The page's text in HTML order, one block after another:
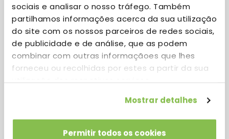
sociais e analisar o nosso tráfego. Também
partilhamos informações acerca da sua utilização
do site com os nossos parceiros de redes sociais,
de publicidade e de análise, que as podem
combinar com outras informaçãoes que lhes
forneceu ou recolhidas por estes a partir da sua
utilização dos respetivos serviços.
Mostrar detalhes
Permitir todos os cookies
Location
Building 4
Website
www.epson.pt
Phone